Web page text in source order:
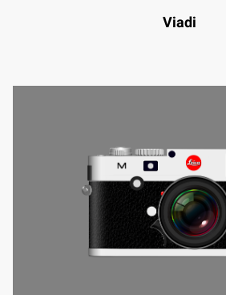
Viadi